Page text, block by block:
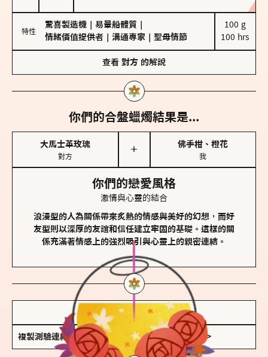
特性
驚喜製造機 易暈船體質
情緒價值提供者
溝通專家 聖母情節
100 g
100 hrs
查看 對方 的解說
你們的合盤蠟燭結果是...
大馬士革玫瑰
對方
＋
佛手柑、橙花
我
你們的戀愛風格
激情與心靈的結合
浪漫型的人為關係帶來炙熱的情感與美好的幻想，而好
友型則以深厚的友誼和信任建立牢固的基礎。這樣的關
係充滿著情感上的強烈吸引與心靈上的親密連結。
儲存我的結果圖
複製測驗連結 查看香氛類型全解析 >>>